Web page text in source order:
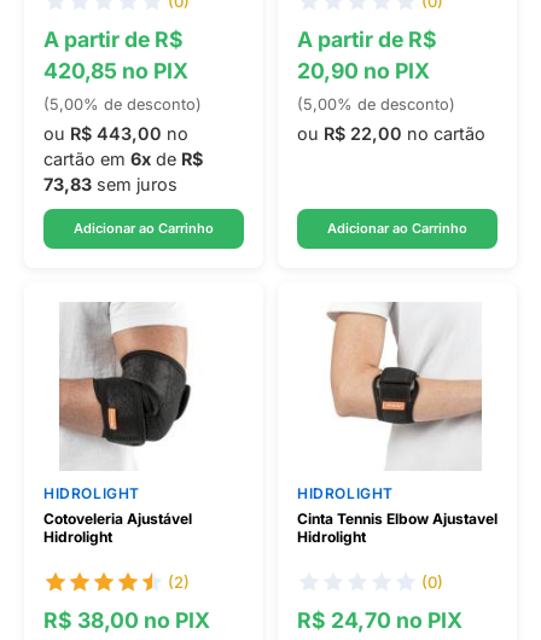
A partir de R$
420,85 no PIX
(5,00% de desconto)
ou R$ 443,00 no
cartão em 6x de R$
73,83 sem juros
Adicionar ao Carrinho
A partir de R$
20,90 no PIX
(5,00% de desconto)
ou R$ 22,00 no cartão
Adicionar ao Carrinho
HIDROLIGHT
Cotoveleria Ajustável
Hidrolight
(2)
R$ 38,00 no PIX
HIDROLIGHT
Cinta Tennis Elbow Ajustavel
Hidrolight
(0)
R$ 24,70 no PIX